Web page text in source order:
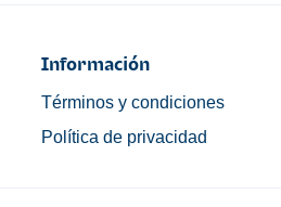
Información
Términos y condiciones
Política de privacidad